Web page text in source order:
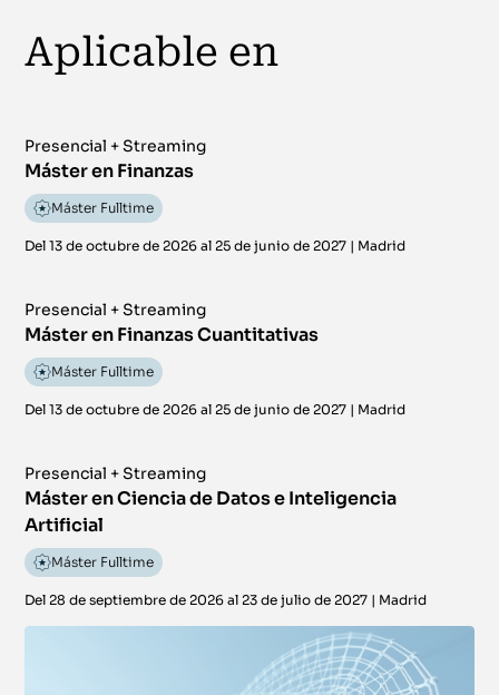
Aplicable en
Presencial + Streaming
Máster en Finanzas
Máster Fulltime
Del 13 de octubre de 2026 al 25 de junio de 2027 | Madrid
Presencial + Streaming
Máster en Finanzas Cuantitativas
Máster Fulltime
Del 13 de octubre de 2026 al 25 de junio de 2027 | Madrid
Presencial + Streaming
Máster en Ciencia de Datos e Inteligencia
Artificial
Máster Fulltime
Del 28 de septiembre de 2026 al 23 de julio de 2027 | Madrid